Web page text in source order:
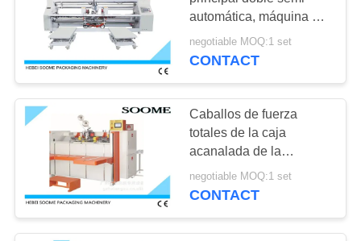
POLÍTICAS
DE
PRIVACIDAD
Máquina que lamina
de la flauta
27
automática, máquina de
costura de papel de la
cerradura rápida
negotiable MOQ:1 set
CONTACT
Caballos de fuerza
totales de la caja
acanalada de la
máquina de control
eléctrico de costura del
negotiable MOQ:1 set
CONTACT